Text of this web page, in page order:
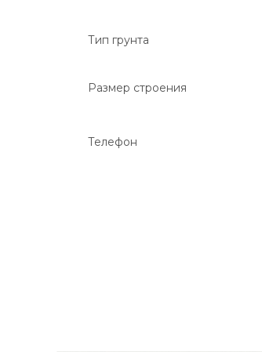
Тип грунта
Размер строения
Телефон